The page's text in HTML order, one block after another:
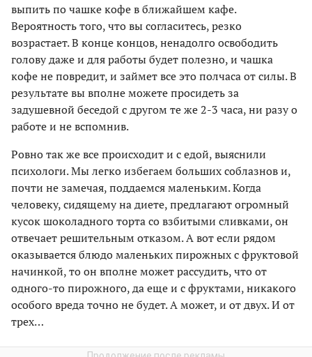
выпить по чашке кофе в ближайшем кафе.
Вероятность того, что вы согласитесь, резко
возрастает. В конце концов, ненадолго освободить
голову даже и для работы будет полезно, и чашка
кофе не повредит, и займет все это полчаса от силы. В
результате вы вполне можете просидеть за
задушевной беседой с другом те же 2-3 часа, ни разу о
работе и не вспомнив.
Ровно так же все происходит и с едой, выяснили
психологи. Мы легко избегаем больших соблазнов и,
почти не замечая, поддаемся маленьким. Когда
человеку, сидящему на диете, предлагают огромный
кусок шоколадного торта со взбитыми сливками, он
отвечает решительным отказом. А вот если рядом
оказывается блюдо маленьких пирожных с фруктовой
начинкой, то он вполне может рассудить, что от
одного-то пирожного, да еще и с фруктами, никакого
особого вреда точно не будет. А может, и от двух. И от
трех…